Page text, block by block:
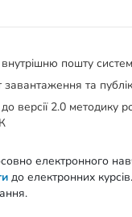
пошту
завантаження та
версії 2.0 методику
електронного
до електронних курсів.